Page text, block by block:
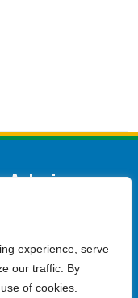
experience, serve
our traffic. By
of cookies.
nous